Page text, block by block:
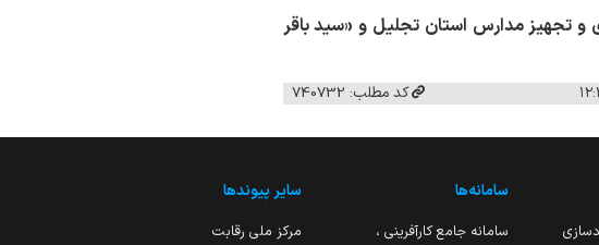
و تجهیز مدارس استان تجلیل و «سید باقر
کد مطلب: 740732
سامانه‌ها
سامانه جامع کارآفرینی ،
سایر پیوندها
مرکز ملی رقابت